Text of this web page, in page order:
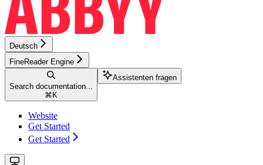
Deutsch
FineReader Engine
Search documentation...
⌘ K
Assistenten fragen
Website
Get Started
Get Started